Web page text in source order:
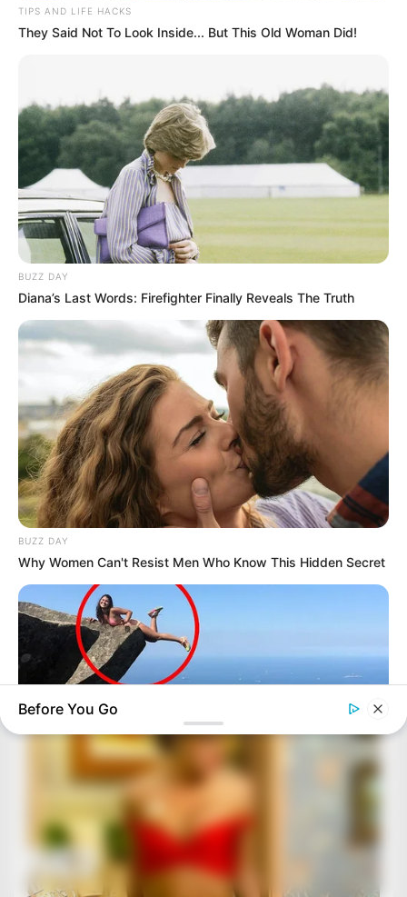
TIPS AND LIFE HACKS
They Said Not To Look Inside... But This Old Woman Did!
BUZZ DAY
Diana’s Last Words: Firefighter Finally Reveals The Truth
BUZZ DAY
Why Women Can't Resist Men Who Know This Hidden Secret
Shocking Photos Taken Seconds Before The Disaster
Before You Go